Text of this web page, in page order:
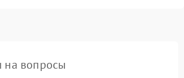
на вопросы